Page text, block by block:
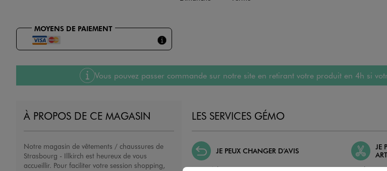
MOYENS DE PAIEMENT
Vous pouvez passer commande sur notre site en retirant votre produit en 4h si
À PROPOS DE CE MAGASIN
Notre magasin de vêtements / chaussures de
Strasbourg - Illkirch est heureux de vous
accueillir. Pour faciliter votre session shopping,
LES SERVICES GÉMO
JE PEUX CHANGER D’AVIS
JE